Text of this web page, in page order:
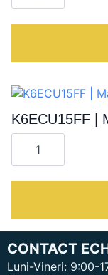
de
K6ECU15FF |
Cantitate
K6ECU15FF
|
de
CONTACT
Luni-Vineri: 9:00-